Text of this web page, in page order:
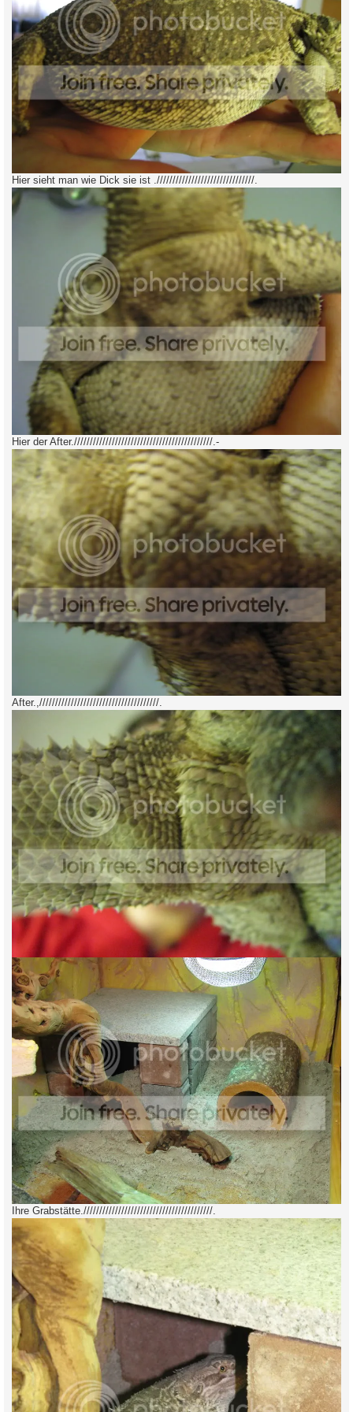
Hier sieht man wie Dick sie ist .///////////////////////////////.
Hier der After.////////////////////////////////////////////.-
After.,//////////////////////////////////////.
Ihre Grabstätte./////////////////////////////////////////.